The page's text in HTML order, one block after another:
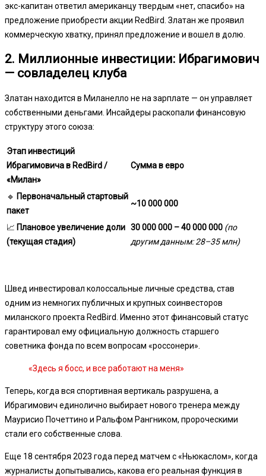
экс-капитан ответил американцу твердым «нет, спасибо» на
предложение приобрести акции RedBird. Златан же проявил
коммерческую хватку, принял предложение и вошел в долю.
2. Миллионные инвестиции: Ибрагимович
— совладелец клуба
Златан находится в Миланелло не на зарплате — он управляет
собственными деньгами. Инсайдеры раскопали финансовую
структуру этого союза:
Этап инвестиций
Ибрагимовича в RedBird /
«Милан»
Сумма в евро
🔹 Первоначальный стартовый
пакет
~10 000 000
📈 Плановое увеличение доли
(текущая стадия)
30 000 000 – 40 000 000 (по
другим данным: 28–35 млн)
Швед инвестировал колоссальные личные средства, став
одним из немногих публичных и крупных соинвесторов
миланского проекта RedBird. Именно этот финансовый статус
гарантировал ему официальную должность старшего
советника фонда по всем вопросам «россонери».
«Здесь я босс, и все работают на меня»
Теперь, когда вся спортивная вертикаль разрушена, а
Ибрагимович единолично выбирает нового тренера между
Маурисио Почеттино и Ральфом Рангником, пророческими
стали его собственные слова.
Еще 18 сентября 2023 года перед матчем с «Ньюкаслом», когда
журналисты допытывались, какова его реальная функция в